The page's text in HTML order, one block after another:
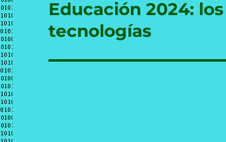
Entrada
siguiente:
Educación 2024:
tecnologías